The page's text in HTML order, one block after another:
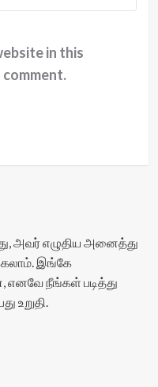
in this
அவர் எழுதிய அனைத்து
இங்கே
நீங்கள் படித்து
உறுதி.